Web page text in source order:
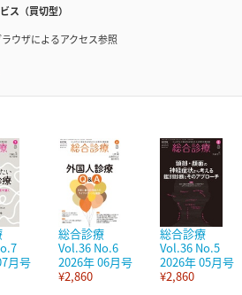
ス（買切型）
ウザによるアクセス参照
月号
総合診療
Vol.36 No.6
2026年 06月号
¥2,860
総合診療
Vol.36 No.5
2026年 05月号
¥2,860